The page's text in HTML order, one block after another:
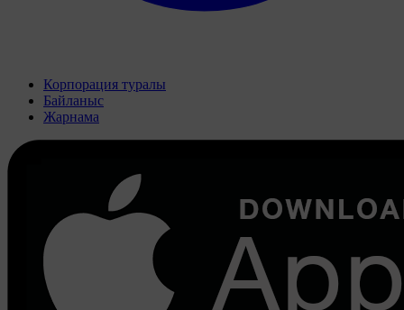
Корпорация туралы
Байланыс
Жарнама